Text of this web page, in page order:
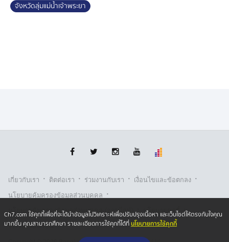
จังหวัดลุ่มแม่น้ำเจ้าพระยา
เกี่ยวกับเรา · ติตต่อเรา · ร่วมงานกับเรา · เงื่อนไขและข้อตกลง ·
นโยบายคุ้มครองข้อมูลส่วนบุคคล ·
นโยบายคุ้มครองข้อมูลส่วนบุคคล (ออนไลน์) · นโยบายคุกกี้ ·
รับเรื่องร้องเรียน
Ch7.com ใช้คุกกี้เพื่อที่จะได้นำข้อมูลไปวิเคราะห์เพื่อปรับปรุงเนื้อหา และเว็บไซต์ให้ตรงกับใจคุณ
มากขึ้น คุณสามารถศึกษา รายละเอียดการใช้คุกกี้ได้ที่นโยบายการใช้คุกกี้